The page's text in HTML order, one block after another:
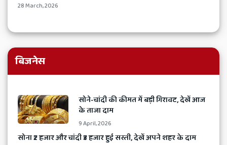
28 March, 2026
बिजनेस
​सोने-चांदी की कीमत में बड़ी गिरावट, देखें आज
के ताजा दाम
9 April, 2026
​सोना ₹2 हजार और चांदी ₹3 हजार हुई सस्ती, देखें अपने शहर के दाम